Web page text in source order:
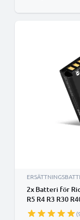
2x Batteri för
R5 R4 R3 R30
CELLONIC